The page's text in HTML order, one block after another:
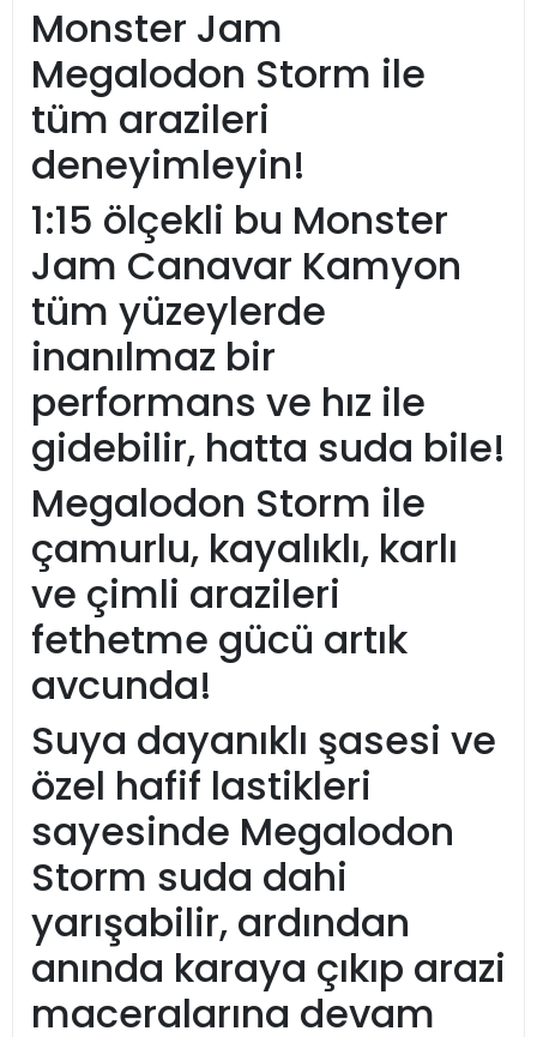
Monster Jam
Megalodon Storm ile
tüm arazileri
deneyimleyin!
1:15 ölçekli bu Monster
Jam Canavar Kamyon
tüm yüzeylerde
inanılmaz bir
performans ve hız ile
gidebilir, hatta suda bile!
Megalodon Storm ile
çamurlu, kayalıklı, karlı
ve çimli arazileri
fethetme gücü artık
avcunda!
Suya dayanıklı şasesi ve
özel hafif lastikleri
sayesinde Megalodon
Storm suda dahi
yarışabilir, ardından
anında karaya çıkıp arazi
maceralarına devam